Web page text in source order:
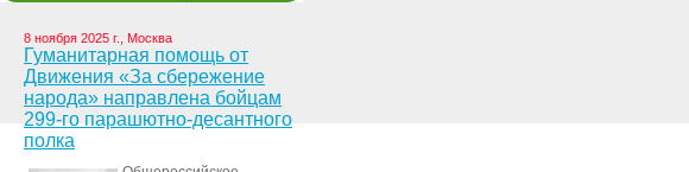
8 ноября 2025 г., Москва
Гуманитарная помощь от
Движения «За сбережение
народа» направлена бойцам
299-го парашютно-десантного
полка